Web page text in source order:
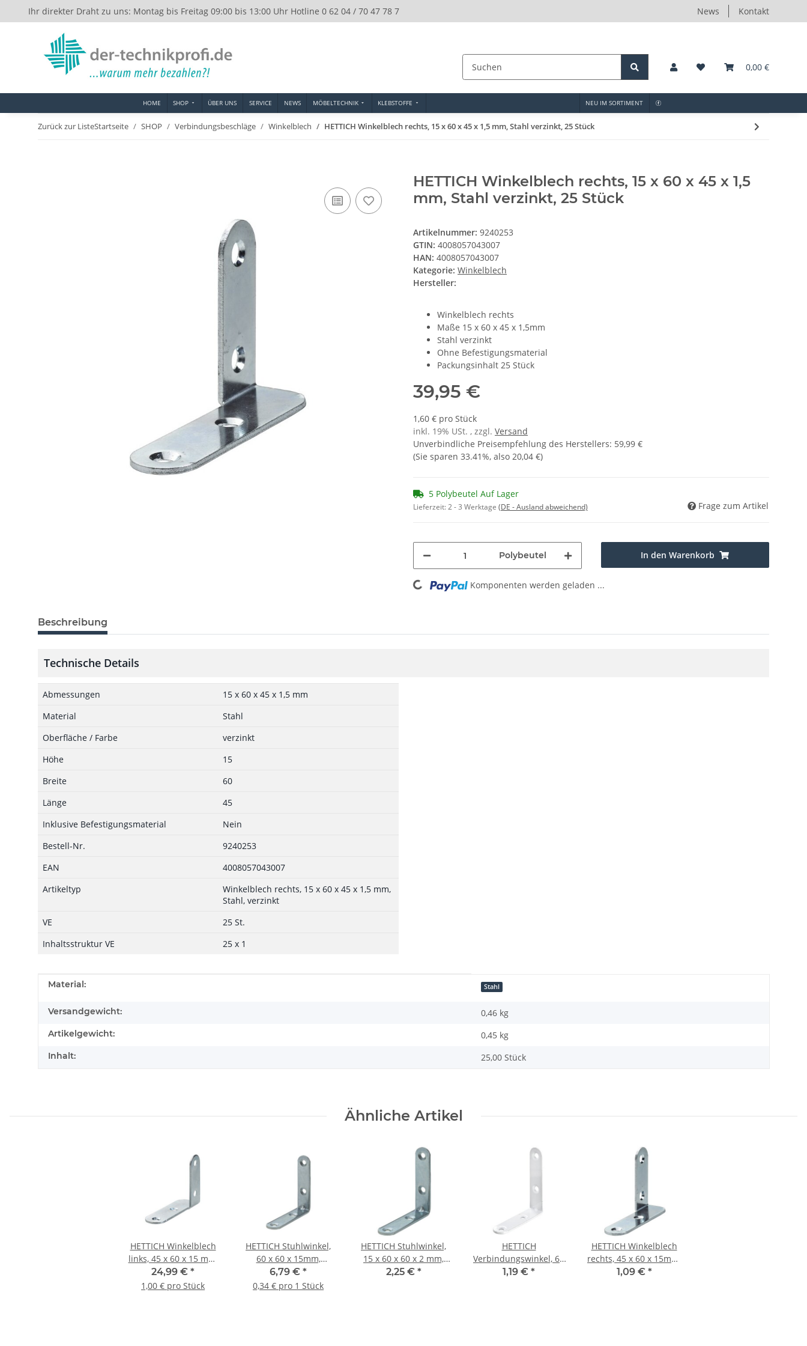
Ihr direkter Draht zu uns: Montag bis Freitag 09:00 bis 13:00 Uhr Hotline 0 62 04 / 70 47 78 7 News Kontakt
0,00 €
HOME SHOP ÜBER UNS SERVICE NEWS MÖBELTECHNIK KLEBSTOFFE NEU IM SORTIMENT
Zurück zur ListeStartseite SHOP Verbindungsbeschläge Winkelblech HETTICH Winkelblech rechts, 15 x 60 x 45 x 1,5 mm, Stahl verzinkt, 25 Stück
HETTICH Winkelblech rechts, 15 x 60 x 45 x 1,5
mm, Stahl verzinkt, 25 Stück
Artikelnummer: 9240253
GTIN: 4008057043007
HAN: 4008057043007
Kategorie: Winkelblech
Hersteller:
Winkelblech rechts
Maße 15 x 60 x 45 x 1,5mm
Stahl verzinkt
Ohne Befestigungsmaterial
Packungsinhalt 25 Stück
39,95 €
1,60 € pro Stück
inkl. 19% USt. , zzgl. Versand
Unverbindliche Preisempfehlung des Herstellers: 59,99 €
(Sie sparen 33.41%, also 20,04 €)
5 Polybeutel Auf Lager
Lieferzeit:2 - 3 Werktage (DE - Ausland abweichend) Frage zum Artikel
Polybeutel In den Warenkorb
Loading... Komponenten werden geladen ...
Beschreibung
Technische Details
Abmessungen
15 x 60 x 45 x 1,5 mm
Material
Stahl
Oberfläche / Farbe
verzinkt
Höhe
15
Breite
60
Länge
45
Inklusive Befestigungsmaterial
Nein
Bestell-Nr.
9240253
EAN
4008057043007
Artikeltyp
Winkelblech rechts, 15 x 60 x 45 x 1,5 mm,
Stahl, verzinkt
VE
25 St.
Inhaltsstruktur VE
25 x 1
Produkteigenschaft
Wert
Material: Stahl
Versandgewicht: 0,46 kg
Artikelgewicht: 0,45 kg
Inhalt: 25,00 Stück
Ähnliche Artikel
HETTICH Winkelblech
links, 45 x 60 x 15 mm,
verzinkt, 25 Stück
24,99 € *
1,00 € pro Stück
HETTICH Stuhlwinkel,
60 x 60 x 15mm,
verzinkt, 20 Stück
6,79 € *
0,34 € pro 1 Stück
HETTICH Stuhlwinkel,
15 x 60 x 60 x 2 mm,
Stahl, verzinkt
2,25 € *
HETTICH
Verbindungswinkel, 60
x 60 x 15mm, Stahl
1,19 € *
HETTICH Winkelblech
rechts, 45 x 60 x 15mm,
verzinkt
1,09 € *